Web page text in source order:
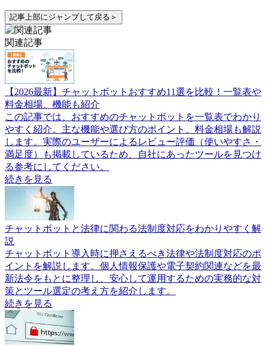
記事上部にジャンプして戻る＞
関連記事
【2026最新】チャットボットおすすめ11選を比較！一覧表や
料金相場、機能も紹介
この記事では、おすすめのチャットボットを一覧表でわかり
やすく紹介。主な機能や選び方のポイント、料金相場も解説
します。実際のユーザーによるレビュー評価（使いやすさ・
満足度）も掲載しているため、自社にあったツールを見つけ
る参考にしてください。
続きを見る
チャットボットと法律に関わる法制度対応をわかりやすく解
説
チャットボット導入時に押さえるべき法律や法制度対応のポ
イントを解説します。個人情報保護や電子契約関連などを最
新法令をもとに整理し、安心して運用するための実務的な対
策とツール選定の考え方を紹介します。
続きを見る